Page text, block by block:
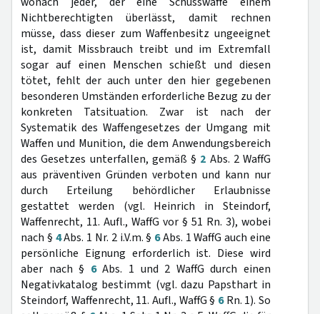
Nichtberechtigten überlässt, damit rechnen
müsse, dass dieser zum Waffenbesitz ungeeignet
ist, damit Missbrauch treibt und im Extremfall
sogar auf einen Menschen schießt und diesen
tötet, fehlt der auch unter den hier gegebenen
besonderen Umständen erforderliche Bezug zu der
konkreten Tatsituation. Zwar ist nach der
Systematik des Waffengesetzes der Umgang mit
Waffen und Munition, die dem Anwendungsbereich
des Gesetzes unterfallen, gemäß § 2 Abs. 2 WaffG
aus präventiven Gründen verboten und kann nur
durch Erteilung behördlicher Erlaubnisse
gestattet werden (vgl. Heinrich in Steindorf,
Waffenrecht, 11. Aufl., WaffG vor § 51 Rn. 3), wobei
nach § 4Abs. 1 Nr. 2 i.V.m. § 6Abs. 1 WaffG auch eine
persönliche Eignung erforderlich ist. Diese wird
aber nach § 6Abs. 1 und 2 WaffG durch einen
Negativkatalog bestimmt (vgl. dazu Papsthart in
Steindorf, Waffenrecht, 11. Aufl., WaffG § 6Rn. 1). So